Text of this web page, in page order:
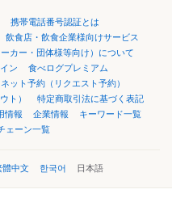
携帯電話番号認証とは
飲食店・飲食企業様向けサービス
カー・団体様等向け）について
ン
食べログプレミアム
ネット予約（リクエスト予約）
ト）
特定商取引法に基づく表記
情報 企業情報
キーワード一覧
ェーン一覧
體中文 한국어 日本語